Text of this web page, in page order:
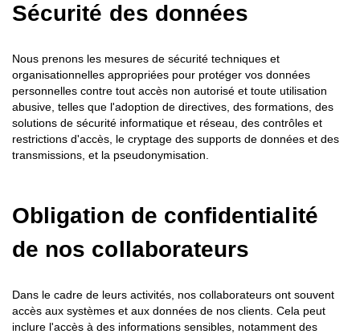
Sécurité des données
Nous prenons les mesures de sécurité techniques et
organisationnelles appropriées pour protéger vos données
personnelles contre tout accès non autorisé et toute utilisation
abusive, telles que l'adoption de directives, des formations, des
solutions de sécurité informatique et réseau, des contrôles et
restrictions d'accès, le cryptage des supports de données et des
transmissions, et la pseudonymisation.
Obligation de confidentialité
de nos collaborateurs
Dans le cadre de leurs activités, nos collaborateurs ont souvent
accès aux systèmes et aux données de nos clients. Cela peut
inclure l'accès à des informations sensibles, notamment des